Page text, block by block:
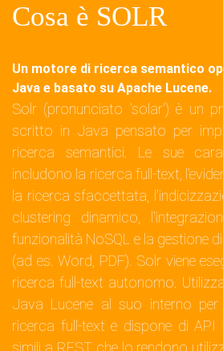
Cosa è SOLR
Un motore di ricerca semantico
Java e basato su Apache Lucene.
Solr (pronunciato 'solar') è un
scritto in Java pensato per
ricerca semantici. Le sue
includono la ricerca full-text,
la ricerca sfaccettata,
clustering dinamico,
funzionalità NoSQL e la gestione
(ad es. Word, PDF). Solr viene
ricerca full-text autonomo.
Java Lucene al suo interno per
ricerca full-text e dispone di API
simili a REST che lo rendono